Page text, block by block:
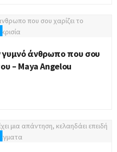
άνθρωπο που σου
– Maya Angelou